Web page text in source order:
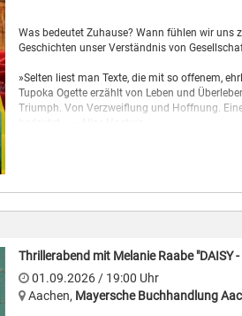
Wir freuen uns auf euch!
Einlass: 18 Uhr
Was bedeutet Zuhause? Wann fühlen wir uns
Geschichten unser Verständnis von
»Selten liest man Texte, die mit so offenem,
Tupoka Ogette erzählt von Leben und
Triumph. Von Verzweiflung und Hoffnung.
einem Blick auf gesellschaftliche Fragen, die
unterschiedlichen Lebenswelten, Erfahrungen
besonderen Position heraus erzählt sie von
Verbindungen zu schaffen, wo andere Grenzen
Thrillerabend mit Melanie Raabe "DAISY
01.09.2026 / 19:00 Uhr
Aachen, Mayersche Buchhandlung